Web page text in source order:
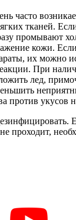
часто
тканей.
промывают
кожи.
их можно
При
лед,
против укусов
проходит,